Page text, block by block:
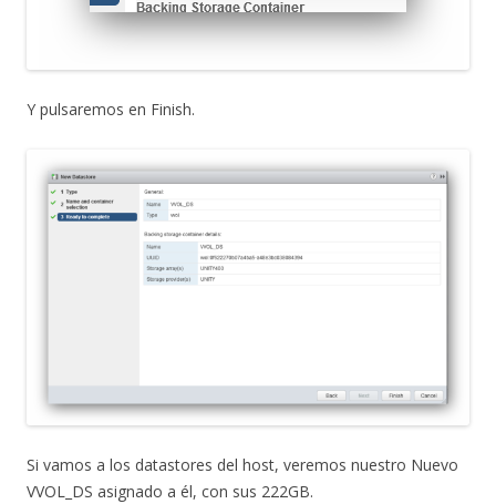
Y pulsaremos en Finish.
Si vamos a los datastores del host, veremos nuestro Nuevo
VVOL_DS asignado a él, con sus 222GB.